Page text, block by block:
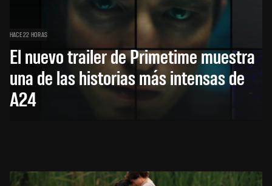
HACE 22 HORAS
El nuevo trailer de Primetime muestra
una de las historias más intensas de
A24